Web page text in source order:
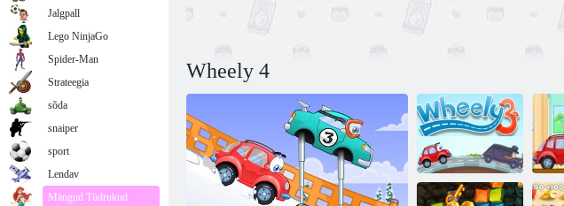
Wheely 4
Jalgpall
Lego NinjaGo
Spider-Man
Strateegia
sõda
snaiper
sport
Lendav
Mängud Tüdrukud